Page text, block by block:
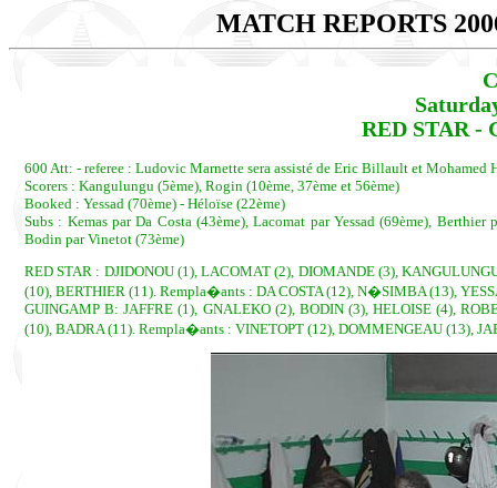
MATCH REPORTS
RED STAR -
600 Att: - referee : Ludovic Marnette sera assisté de Eric Billault et Mohamed
Scorers : Kangulungu (5ème), Rogin (10ème, 37ème et 56ème)
Booked : Yessad (70ème) - Héloïse (22ème)
Subs : Kemas par Da Costa (43ème), Lacomat par Yessad (69ème),
Bodin par Vinetot (73ème)
RED STAR : DJIDONOU (1), LACOMAT (2), DIOMANDE (3),
(10), BERTHIER (11). Rempla�ants : DA COSTA (12), N�SIMBA (13),
GUINGAMP B: JAFFRE (1), GNALEKO (2), BODIN (3), HELOISE (4),
(10), BADRA (11). Rempla�ants : VINETOPT (12), DOMMENGEAU (13),